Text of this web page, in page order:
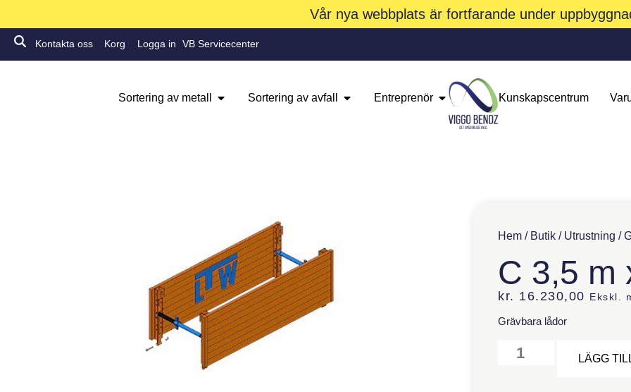
Vår nya webbplats är fortfarande under
Kontakta oss Korg Logga in VB Servicecenter
Sortering av metall Sortering av avfall Entreprenör Kunskapscentrum
Hem / Butik / Utrustning /
C 3,5 m
kr. 16.230,00 Ekskl.
Grävbara lådor
LÄGG